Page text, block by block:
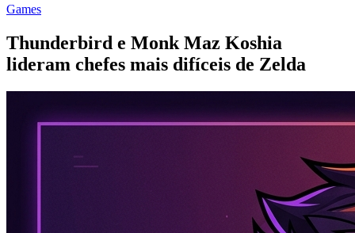
Games
Thunderbird e Monk Maz Koshia
lideram chefes mais difíceis de Zelda